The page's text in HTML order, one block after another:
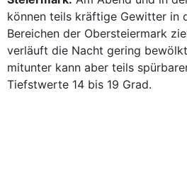
können teils kräftige Gewitter in
Bereichen der Obersteiermark
verläuft die Nacht gering
mitunter kann aber teils
Tiefstwerte 14 bis 19 Grad.